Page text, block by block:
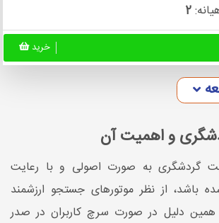
2
خرید
و اهمیت آن
گردشگری به صورت اصولی و با رعایت
باشد، از نظر موتورهای جستجو ارزشمند
دلیل در صورت سرچ کاربران در صدر